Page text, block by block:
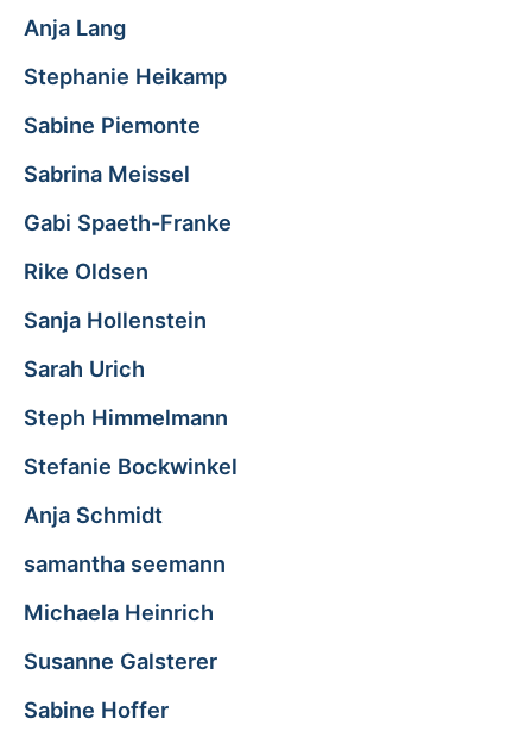
Anja Lang
Stephanie Heikamp
Sabine Piemonte
Sabrina Meissel
Gabi Spaeth-Franke
Rike Oldsen
Sanja Hollenstein
Sarah Urich
Steph Himmelmann
Stefanie Bockwinkel
Anja Schmidt
samantha seemann
Michaela Heinrich
Susanne Galsterer
Sabine Hoffer